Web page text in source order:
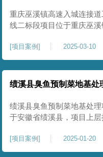
段，分区分段施工，投入强
重庆巫溪镇高速入城连接道
线二标段项目位于重庆巫溪
形成，回填完成，强夯施
极大考验我司与土方单位
能力。每标段强夯施工完
工程师组织三方验收一次，
施工质量，确保工程整体质
施工过程中我司严格按照设
[项目案例] 2025-03-10
绩溪县臭鱼预制菜地基处
绩溪县臭鱼预制菜地基处理
于安徽省绩溪县，项目上层
米。本项目场地后续使用要
高，设计拟采用大夯击能
[项目案例] 2025-01-20